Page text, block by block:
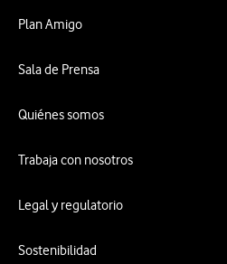
Plan Amigo
Sala de Prensa
Quiénes somos
Trabaja con nosotros
Legal y regulatorio
Sostenibilidad